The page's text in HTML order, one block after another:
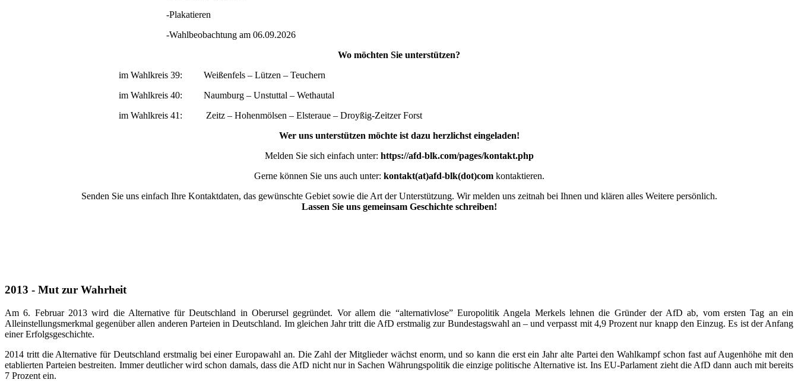
-Plakatieren
-Wahlbeobachtung am 06.09.2026
Wo möchten Sie unterstützen?
im Wahlkreis 39: Weißenfels – Lützen – Teuchern
im Wahlkreis 40: Naumburg – Unstuttal – Wethautal
im Wahlkreis 41: Zeitz – Hohenmölsen – Elsteraue – Droyßig-Zeitzer Forst
Wer uns unterstützen möchte ist dazu herzlichst eingeladen!
Melden Sie sich einfach unter: https://afd-blk.com/pages/kontakt.php
Gerne können Sie uns auch unter: kontakt(at)afd-blk(dot)comkontaktieren.
Senden Sie uns einfach Ihre Kontaktdaten, das gewünschte Gebiet sowie die Art der Unterstützung. Wir melden uns zeitnah bei Ihnen und klären alles Weitere persönlich.
Lassen Sie uns gemeinsam Geschichte schreiben!
2013 - Mut zur Wahrheit
Am 6. Februar 2013 wird die Alternative für Deutschland in Oberursel gegründet. Vor allem die “alternativlose” Europolitik Angela Merkels lehnen die Gründer der AfD ab, vom ersten Tag an ein
Alleinstellungsmerkmal gegenüber allen anderen Parteien in Deutschland. Im gleichen Jahr tritt die AfD erstmalig zur Bundestagswahl an – und verpasst mit 4,9 Prozent nur knapp den Einzug. Es ist der Anfang
einer Erfolgsgeschichte.
2014 tritt die Alternative für Deutschland erstmalig bei einer Europawahl an. Die Zahl der Mitglieder wächst enorm, und so kann die erst ein Jahr alte Partei den Wahlkampf schon fast auf Augenhöhe mit den
etablierten Parteien bestreiten. Immer deutlicher wird schon damals, dass die AfD nicht nur in Sachen Währungspolitik die einzige politische Alternative ist. Ins EU-Parlament zieht die AfD dann auch mit bereits
7 Prozent ein.